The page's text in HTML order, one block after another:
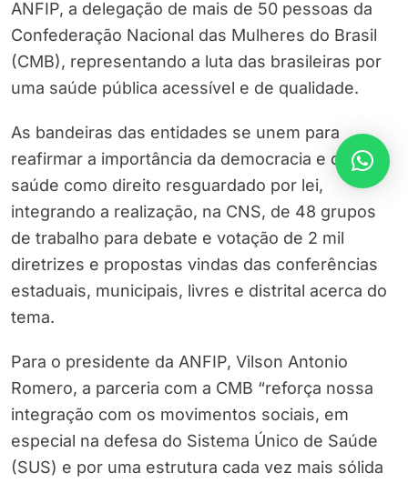
ANFIP, a delegação de mais de 50 pessoas da
Confederação Nacional das Mulheres do Brasil
(CMB), representando a luta das brasileiras por
uma saúde pública acessível e de qualidade.
As bandeiras das entidades se unem para
reafirmar a importância da democracia e da
saúde como direito resguardado por lei,
integrando a realização, na CNS, de 48 grupos
de trabalho para debate e votação de 2 mil
diretrizes e propostas vindas das conferências
estaduais, municipais, livres e distrital acerca do
tema.
Para o presidente da ANFIP, Vilson Antonio
Romero, a parceria com a CMB “reforça nossa
integração com os movimentos sociais, em
especial na defesa do Sistema Único de Saúde
(SUS) e por uma estrutura cada vez mais sólida